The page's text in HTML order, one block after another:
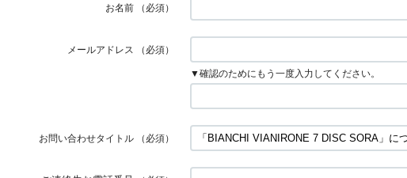
お名前 （必須）
メールアドレス
（必須）
▼確認のためにもう一度入力してください。
お問い合わせタイトル （必須）